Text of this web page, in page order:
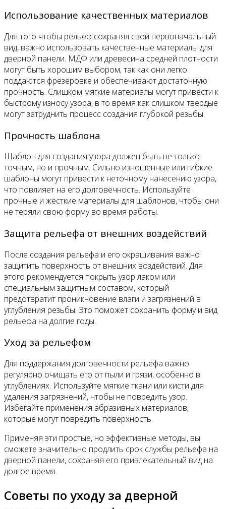
Использование качественных материалов
Для того чтобы рельеф сохранял свой первоначальный
вид, важно использовать качественные материалы для
дверной панели. МДФ или древесина средней плотности
могут быть хорошим выбором, так как они легко
поддаются фрезеровке и обеспечивают достаточную
прочность. Слишком мягкие материалы могут привести к
быстрому износу узора, в то время как слишком твердые
могут затруднить процесс создания глубокой резьбы.
Прочность шаблона
Шаблон для создания узора должен быть не только
точным, но и прочным. Сильно изношенные или гибкие
шаблоны могут привести к неточному нанесению узора,
что повлияет на его долговечность. Используйте
прочные и жёсткие материалы для шаблонов, чтобы они
не теряли свою форму во время работы.
Защита рельефа от внешних воздействий
После создания рельефа и его окрашивания важно
защитить поверхность от внешних воздействий. Для
этого рекомендуется покрыть узор лаком или
специальным защитным составом, который
предотвратит проникновение влаги и загрязнений в
углубления резьбы. Это поможет сохранить форму и вид
рельефа на долгие годы.
Уход за рельефом
Для поддержания долговечности рельефа важно
регулярно очищать его от пыли и грязи, особенно в
углублениях. Используйте мягкие ткани или кисти для
удаления загрязнений, чтобы не повредить узор.
Избегайте применения абразивных материалов,
которые могут повредить поверхность.
Применяя эти простые, но эффективные методы, вы
сможете значительно продлить срок службы рельефа на
дверной панели, сохраняя его привлекательный вид на
долгое время.
Советы по уходу за дверной